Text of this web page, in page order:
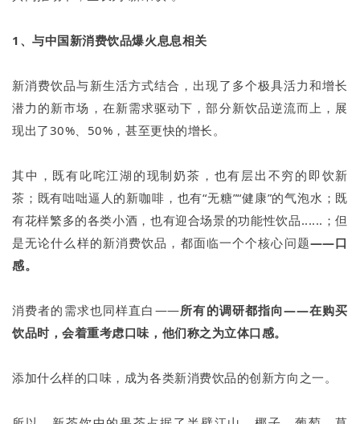
1、与中国新消费饮品爆火息息相关
新消费饮品与新生活方式结合，出现了多个极具活力和增长
潜力的新市场，在新需求驱动下，部分新饮品逆流而上，展
现出了30%、50%，甚至更快的增长。
其中，既有叱咤江湖的现制奶茶，也有层出不穷的即饮新
茶；既有咄咄逼人的新咖啡，也有“无糖”“健康”的气泡水；既
有花样繁多的各类小酒，也有迎合场景的功能性饮品......；但
是无论什么样的新消费饮品，都面临一个个核心问题——口
感。
消费者的需求也同样直白——所有的调研都指向——在购买
饮品时，会着重考虑口味，他们称之为立体口感。
添加什么样的口味，成为各类新消费饮品的创新方向之一。